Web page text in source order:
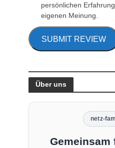
persönlichen
eigenen Meinung.
SUBMIT REVIEW
Über uns
netz-
Gemeinsam